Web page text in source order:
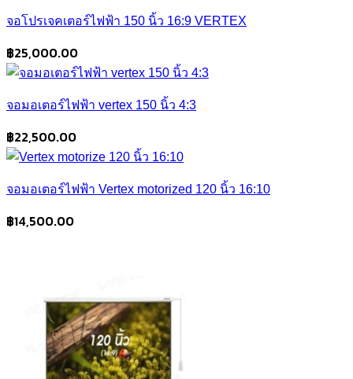
จอโปรเจคเตอร์ไฟฟ้า 150 นิ้ว 16:9 VERTEX
฿25,000.00
จอมอเตอร์ไฟฟ้า vertex 150 นิ้ว 4:3
฿22,500.00
จอมอเตอร์ไฟฟ้า Vertex motorized 120 นิ้ว 16:10
฿14,500.00